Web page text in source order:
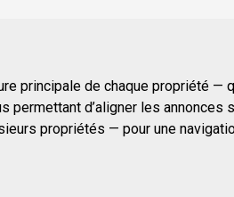
principale de chaque propriété
permettant d’aligner les
propriétés — pour une